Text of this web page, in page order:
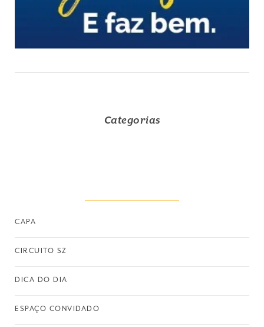
Categorias
CAPA
CIRCUITO SZ
DICA DO DIA
ESPAÇO CONVIDADO